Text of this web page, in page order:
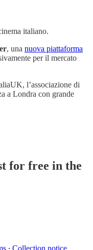
italiano.
, una nuova piattaforma
per il mercato
l’associazione di
a Londra con grande
for free in the